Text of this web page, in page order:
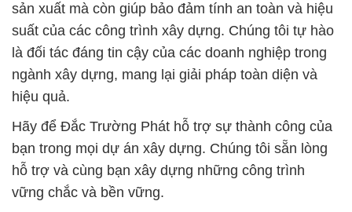
sản xuất mà còn giúp bảo đảm tính an toàn và hiệu
suất của các công trình xây dựng. Chúng tôi tự hào
là đối tác đáng tin cậy của các doanh nghiệp trong
ngành xây dựng, mang lại giải pháp toàn diện và
hiệu quả.
Hãy để Đắc Trường Phát hỗ trợ sự thành công của
bạn trong mọi dự án xây dựng. Chúng tôi sẵn lòng
hỗ trợ và cùng bạn xây dựng những công trình
vững chắc và bền vững.